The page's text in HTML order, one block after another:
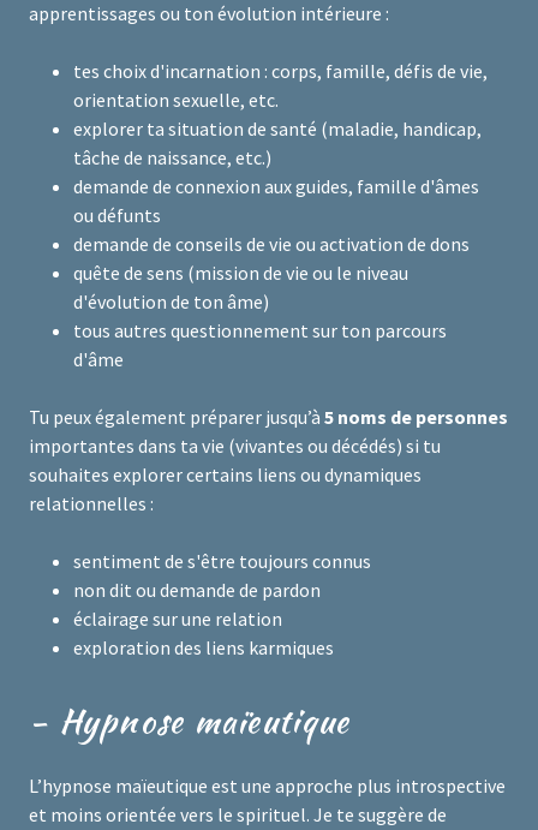
apprentissages ou ton évolution intérieure :
tes choix d'incarnation : corps, famille, défis de vie,
orientation sexuelle, etc.
explorer ta situation de santé (maladie, handicap,
tâche de naissance, etc.)
demande de connexion aux guides, famille d'âmes
ou défunts
demande de conseils de vie ou activation de dons
quête de sens (mission de vie ou le niveau
d'évolution de ton âme)
tous autres questionnement sur ton parcours
d'âme
Tu peux également préparer jusqu’à 5 noms de personnes
importantes dans ta vie (vivantes ou décédés) si tu
souhaites explorer certains liens ou dynamiques
relationnelles :
sentiment de s'être toujours connus
non dit ou demande de pardon
éclairage sur une relation
exploration des liens karmiques
- Hypnose maïeutique
L’hypnose maïeutique est une approche plus introspective
et moins orientée vers le spirituel. Je te suggère de